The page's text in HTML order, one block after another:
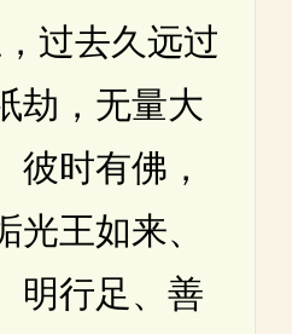
过去久远过
劫，无量大
彼时有佛，
光王如来、
明行足、善